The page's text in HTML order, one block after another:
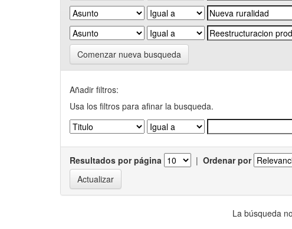
Comenzar nueva busqueda
Añadir filtros:
Usa los filtros para afinar la busqueda.
Resultados por página | Ordenar por
La búsqueda